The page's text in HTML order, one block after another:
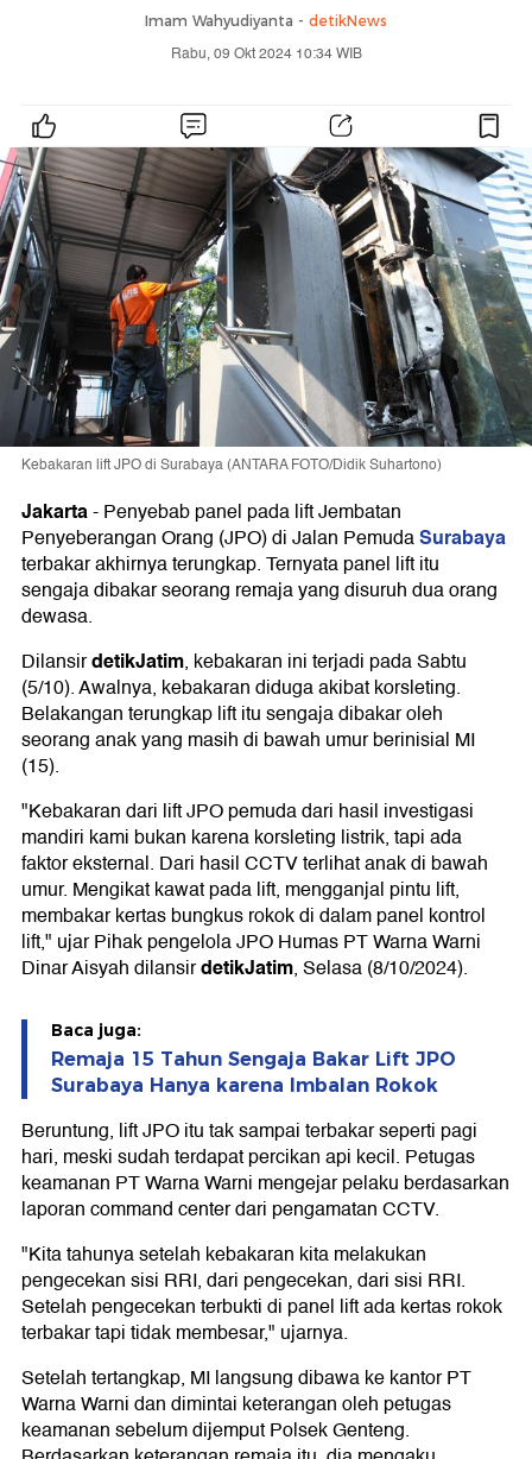
Imam Wahyudiyanta - detikNews
Rabu, 09 Okt 2024 10:34 WIB
Kebakaran lift JPO di Surabaya (ANTARA FOTO/Didik Suhartono)
Jakarta-Penyebab panel pada lift Jembatan
Penyeberangan Orang (JPO) di Jalan PemudaSurabaya
terbakar akhirnya terungkap. Ternyata panel lift itu
sengaja dibakar seorang remaja yang disuruh dua orang
dewasa.
DilansirdetikJatim, kebakaran ini terjadi pada Sabtu
(5/10). Awalnya, kebakaran diduga akibat korsleting.
Belakangan terungkap lift itu sengaja dibakar oleh
seorang anak yang masih di bawah umur berinisial MI
(15).
"Kebakaran dari lift JPO pemuda dari hasil investigasi
mandiri kami bukan karena korsleting listrik, tapi ada
faktor eksternal. Dari hasil CCTV terlihat anak di bawah
umur. Mengikat kawat pada lift, mengganjal pintu lift,
membakar kertas bungkus rokok di dalam panel kontrol
lift," ujar Pihak pengelola JPO Humas PT Warna Warni
Dinar Aisyah dilansirdetikJatim, Selasa (8/10/2024).
Baca juga:
Remaja 15 Tahun Sengaja Bakar Lift JPO
Surabaya Hanya karena Imbalan Rokok
Beruntung, lift JPO itu tak sampai terbakar seperti pagi
hari, meski sudah terdapat percikan api kecil. Petugas
keamanan PT Warna Warni mengejar pelaku berdasarkan
laporan command center dari pengamatan CCTV.
"Kita tahunya setelah kebakaran kita melakukan
pengecekan sisi RRI, dari pengecekan, dari sisi RRI.
Setelah pengecekan terbukti di panel lift ada kertas rokok
terbakar tapi tidak membesar," ujarnya.
Setelah tertangkap, MI langsung dibawa ke kantor PT
Warna Warni dan dimintai keterangan oleh petugas
keamanan sebelum dijemput Polsek Genteng.